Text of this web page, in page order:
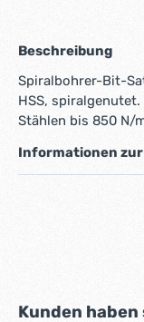
Beschreibung
Spiralbohrer-Bit-
HSS,
Stählen bis 850 N/
Informationen
Produktgalerie
Kunden